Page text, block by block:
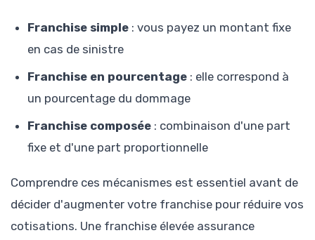
Franchise simple : vous payez un montant fixe
en cas de sinistre
Franchise en pourcentage : elle correspond à
un pourcentage du dommage
Franchise composée : combinaison d'une part
fixe et d'une part proportionnelle
Comprendre ces mécanismes est essentiel avant de
décider d'augmenter votre franchise pour réduire vos
cotisations. Une franchise élevée assurance